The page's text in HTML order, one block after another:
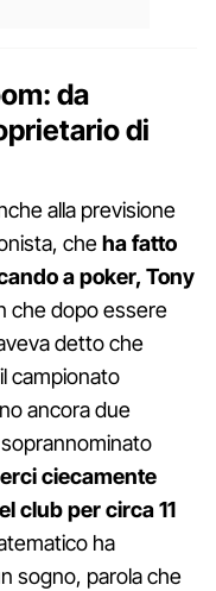
da
di
alla previsione
cheha fatto
a poker, Tony
che dopo essere
detto che
campionato
ancora due
ciecamente
club per circa 11
ha
sogno, parola che